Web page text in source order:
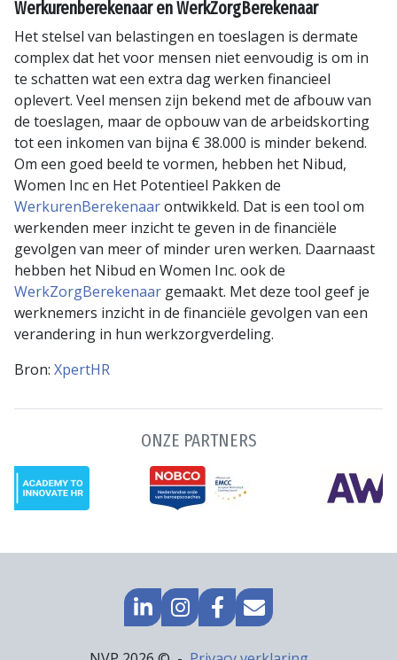
Werkurenberekenaar en WerkZorgBerekenaar
Het stelsel van belastingen en toeslagen is dermate
complex dat het voor mensen niet eenvoudig is om in
te schatten wat een extra dag werken financieel
oplevert. Veel mensen zijn bekend met de afbouw van
de toeslagen, maar de opbouw van de arbeidskorting
tot een inkomen van bijna € 38.000 is minder bekend.
Om een goed beeld te vormen, hebben het Nibud,
Women Inc en Het Potentieel Pakken de
WerkurenBerekenaarontwikkeld. Dat is een tool om
werkenden meer inzicht te geven in de financiële
gevolgen van meer of minder uren werken. Daarnaast
hebben het Nibud en Women Inc. ook de
WerkZorgBerekenaar gemaakt. Met deze tool geef je
werknemers inzicht in de financiële gevolgen van een
verandering in hun werkzorgverdeling.
Bron: XpertHR
ONZE PARTNERS
GA
NAAR
LINKEDIN
GO
TO
INSTAGRAM
GA
NAAR
FACEBOOK
MAIL
NAAR
ONS